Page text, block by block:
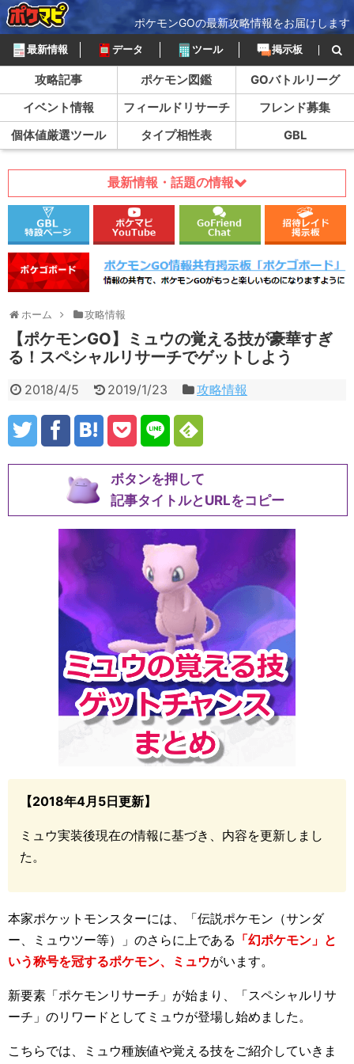
ポケモンGOの最新攻略情報をお届けします
最新情報 データ ツール 掲示板
攻略記事 ポケモン図鑑
GOバトルリーグ
イベント情報
フィールドリサーチ
フレンド募集
個体値厳選ツール
タイプ相性表 GBL
最新情報・話題の情報
ホーム 攻略情報
【ポケモンGO】ミュウの覚える技が豪華すぎ
る！スペシャルリサーチでゲットしよう
2018/4/5 2019/1/23 攻略情報
ボタンを押して
記事タイトルとURLをコピー
【2018年4月5日更新】
ミュウ実装後現在の情報に基づき、内容を更新しまし
た。
本家ポケットモンスターには、「伝説ポケモン（サンダ
ー、ミュウツー等）」のさらに上である 「幻ポケモン」と
いう称号を冠するポケモン、ミュウがいます。
新要素「ポケモンリサーチ」が始まり、「スペシャルリサ
ーチ」のリワードとしてミュウが登場し始めました。
こちらでは、ミュウ種族値や覚える技をご紹介していきま